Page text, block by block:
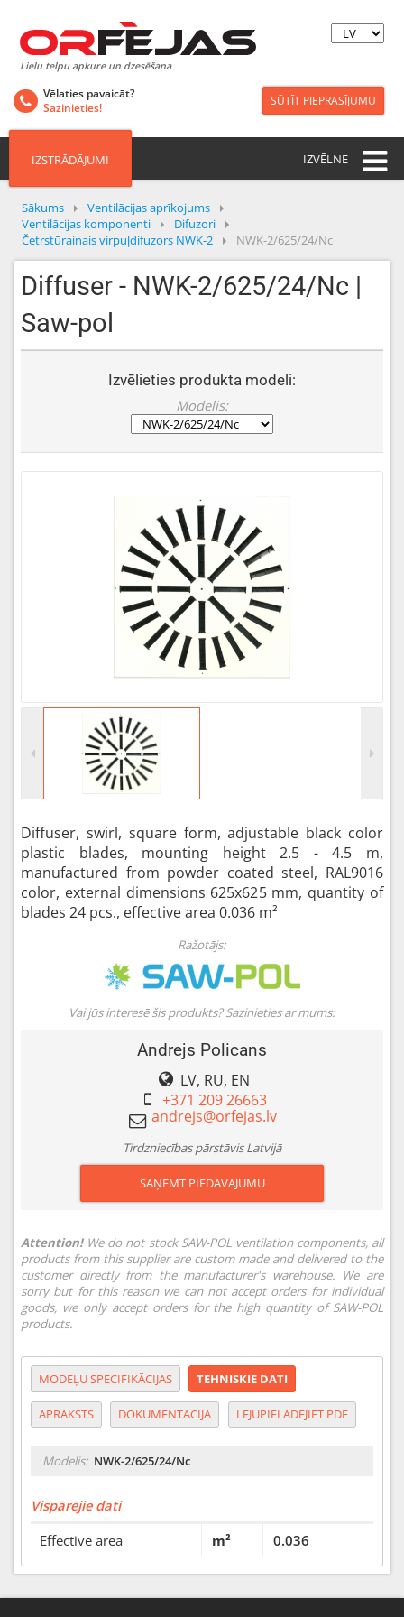
Lielu telpu apkure un dzesēšana
Vēlaties pavaicāt?
Sazinieties!
SŪTĪT PIEPRASĪJUMU
IZSTRĀDĀJUMI IZVĒLNE
Sākums
Ventilācijas aprīkojums
Ventilācijas komponenti
Difuzori
Četrstūrainais virpuļdifuzors NWK-2
NWK-2/625/24/Nc
Diffuser - NWK-2/625/24/Nc |
Saw-pol
Izvēlieties produkta modeli:
Modelis:
Diffuser, swirl, square form, adjustable black color
plastic blades, mounting height 2.5 - 4.5 m,
manufactured from powder coated steel, RAL9016
color, external dimensions 625x625 mm, quantity of
blades 24 pcs., effective area 0.036 m²
Ražotājs:
Vai jūs interesē šis produkts? Sazinieties ar mums:
Andrejs Policans
LV, RU, EN
+371 209 26663
Tirdzniecības pārstāvis Latvijā
SAŅEMT PIEDĀVĀJUMU
Attention!We do not stock SAW-POL ventilation components, all
products from this supplier are custom made and delivered to the
customer directly from the manufacturer's warehouse. We are
sorry but for this reason we can not accept orders for individual
goods, we only accept orders for the high quantity of SAW-POL
products.
MODEĻU SPECIFIKĀCIJAS TEHNISKIE DATI
APRAKSTS DOKUMENTĀCIJA LEJUPIELĀDĒJIET PDF
Modelis: NWK-2/625/24/Nc
Vispārējie dati
Effective area
m² 0.036